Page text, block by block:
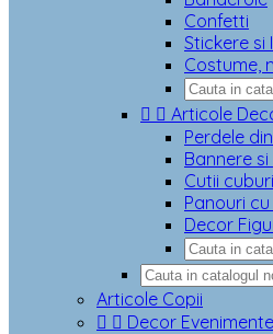
Confetti
Stickere si
Costume,
  Articole
Perdele
Bannere
Cutii
Panouri
Decor
Articole Copii
  Decor Evenimente